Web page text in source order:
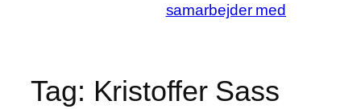
samarbejder med
Tag: Kristoffer Sass